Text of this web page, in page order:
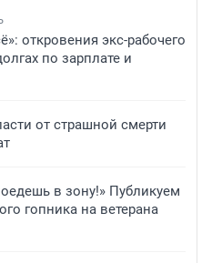
откровения экс-рабочего
по зарплате и
от страшной смерти
в зону!» Публикуем
гопника на ветерана